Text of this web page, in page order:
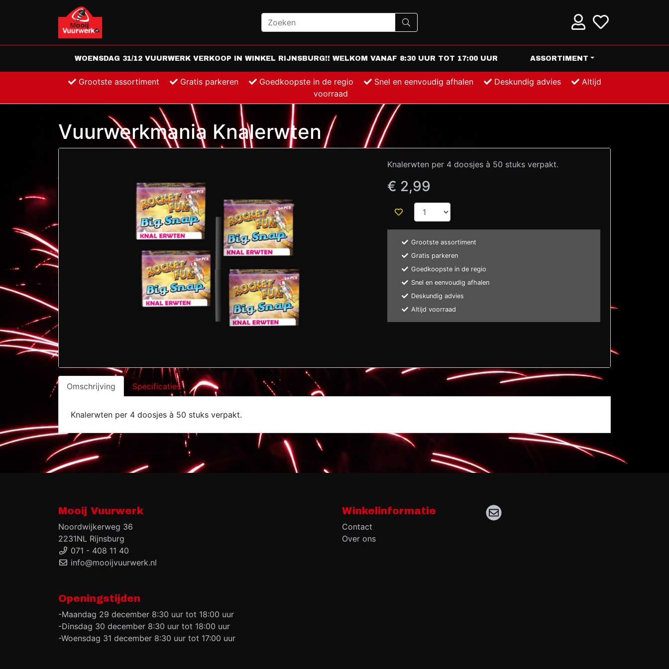
WOENSDAG 31/12 VUURWERK VERKOOP IN WINKEL RIJNSBURG!! WELKOM VANAF 8:30 UUR TOT 17:00 UUR ASSORTIMENT
Grootste assortiment Gratis parkeren Goedkoopste in de regio Snel en eenvoudig afhalen Deskundig advies
Altijd
voorraad
Vuurwerkmania Knalerwten
Knalerwten per 4 doosjes à 50 stuks verpakt.
€ 2,99
Grootste assortiment
Gratis parkeren
Goedkoopste in de regio
Snel en eenvoudig afhalen
Deskundig advies
Altijd voorraad
Omschrijving Specificaties
Knalerwten per 4 doosjes à 50 stuks verpakt.
Mooij Vuurwerk
Noordwijkerweg 36
2231NL Rijnsburg
071 - 408 11 40
info@mooijvuurwerk.nl
Openingstijden
-Maandag 29 december 8:30 uur tot 18:00 uur
-Dinsdag 30 december 8:30 uur tot 18:00 uur
-Woensdag 31 december 8:30 uur tot 17:00 uur
Winkelinformatie
Contact
Over ons